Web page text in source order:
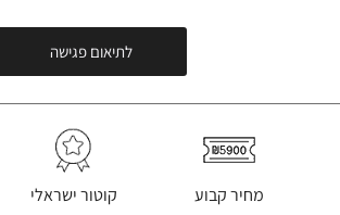
לתיאום פגישה
מחיר קבוע קוטור ישראלי